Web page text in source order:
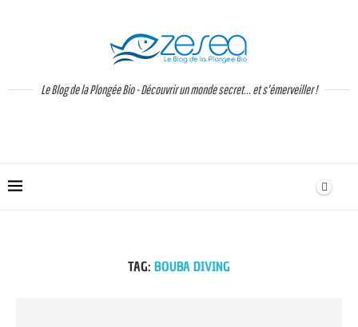
Le Blog de la Plongée Bio - Découvrir un monde secret... et s'émerveiller !
TAG: BOUBA DIVING